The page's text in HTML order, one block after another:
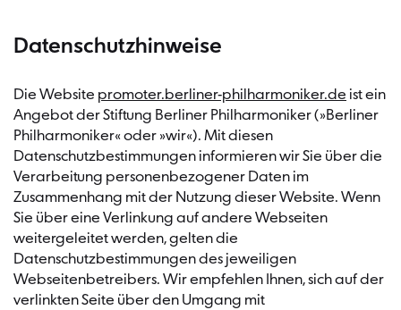
Datenschutzhinweise
Die Website promoter.berliner-philharmoniker.de ist ein
Angebot der Stiftung Berliner Philharmoniker (»Berliner
Philharmoniker« oder »wir«). Mit diesen
Datenschutzbestimmungen informieren wir Sie über die
Verarbeitung personenbezogener Daten im
Zusammenhang mit der Nutzung dieser Website. Wenn
Sie über eine Verlinkung auf andere Webseiten
weitergeleitet werden, gelten die
Datenschutzbestimmungen des jeweiligen
Webseitenbetreibers. Wir empfehlen Ihnen, sich auf der
verlinkten Seite über den Umgang mit